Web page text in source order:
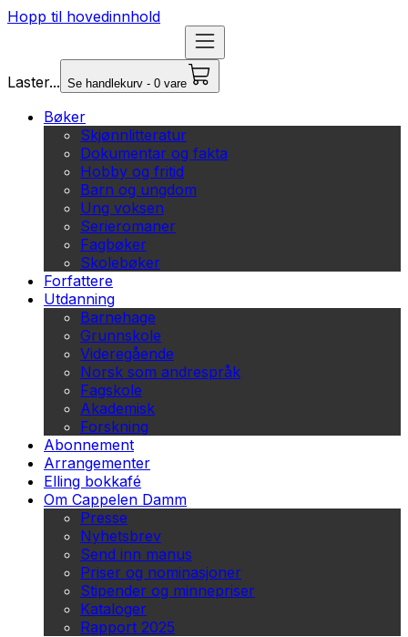
Hopp til hovedinnhold
Laster... Se handlekurv - 0 vare
Bøker
Skjønnlitteratur
Dokumentar og fakta
Hobby og fritid
Barn og ungdom
Ung voksen
Serieromaner
Fagbøker
Skolebøker
Forfattere
Utdanning
Barnehage
Grunnskole
Videregående
Norsk som andrespråk
Fagskole
Akademisk
Forskning
Abonnement
Arrangementer
Elling bokkafé
Om Cappelen Damm
Presse
Nyhetsbrev
Send inn manus
Priser og nominasjoner
Stipender og minnepriser
Kataloger
Rapport 2025